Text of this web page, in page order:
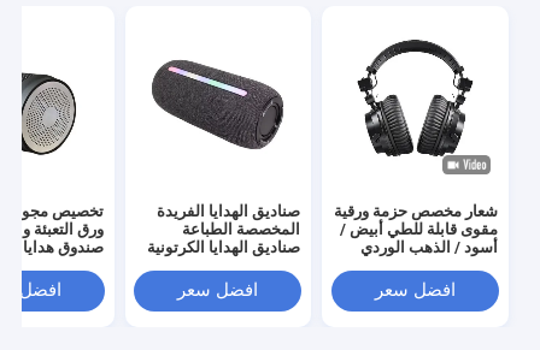
شعار مخصص حزمة ورقية
مقوى قابلة للطي أبيض /
أسود / الذهب الوردي
مغناطيسية مع إغلاق
الشريط
افضل سعر
صناديق الهدايا الفريدة
المخصصة الطباعة
صناديق الهدايا الكرتونية
المجوهرات صناديق هدايا
عيد الحب
افضل سعر
تخصيص
ورق التعبئة
صندوق هدايا
افضل